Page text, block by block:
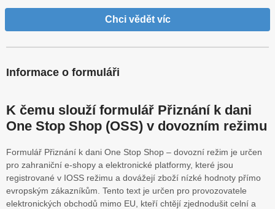
Chci vědět víc
Informace o formuláři
K čemu slouží formulář Přiznání k dani
One Stop Shop (OSS) v dovozním režimu
Formulář Přiznání k dani One Stop Shop – dovozní režim je určen
pro zahraniční e-shopy a elektronické platformy, které jsou
registrované v IOSS režimu a dovážejí zboží nízké hodnoty přímo
evropským zákazníkům. Tento text je určen pro provozovatele
elektronických obchodů mimo EU, kteří chtějí zjednodušit celní a